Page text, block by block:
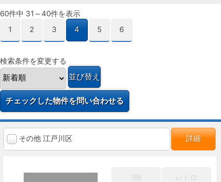
60件中 31～40件を表示
1
2 3 4 5 6
検索条件を変更する
その他 江戸川区 詳細
1階 レトロ